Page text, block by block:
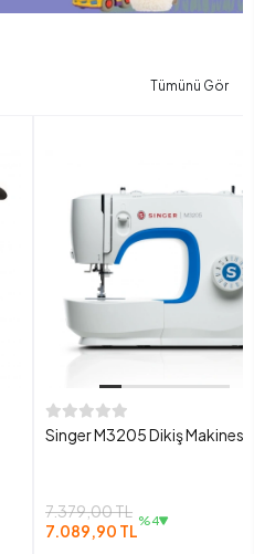
Tümünü Gör
Singer M3205 Dikiş Makinesi
7.379,00 TL
7.089,90 TL %4